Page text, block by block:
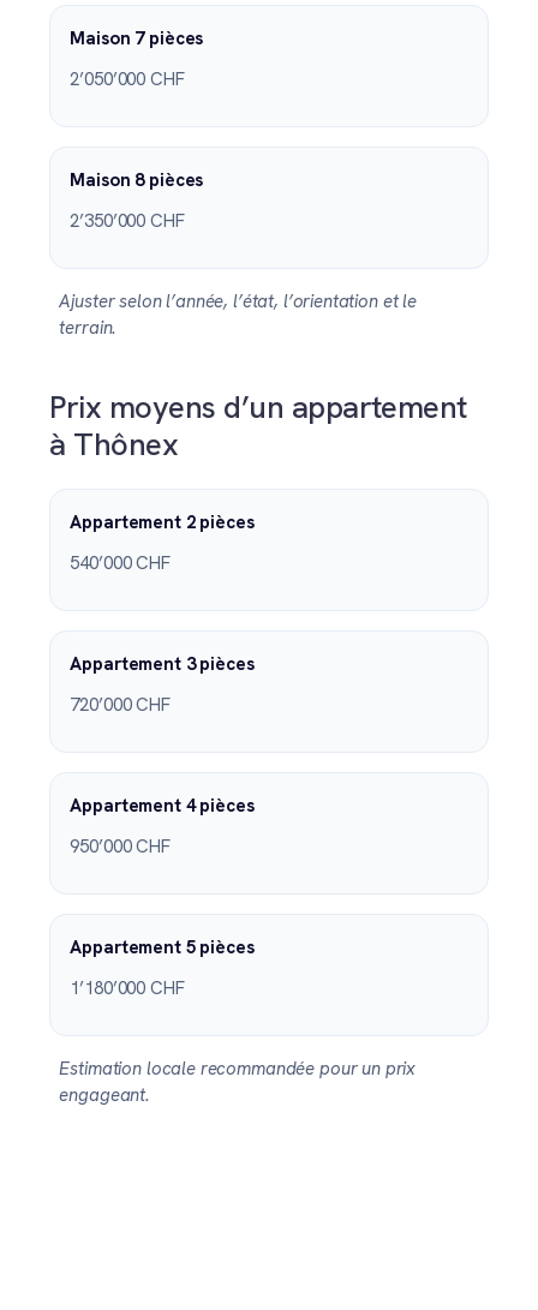
Maison 7 pièces
2’050’000 CHF
Maison 8 pièces
2’350’000 CHF
Ajuster selon l’année, l’état, l’orientation et le
terrain.
Prix moyens d’un appartement
à Thônex
Appartement 2 pièces
540’000 CHF
Appartement 3 pièces
720’000 CHF
Appartement 4 pièces
950’000 CHF
Appartement 5 pièces
1’180’000 CHF
Estimation locale recommandée pour un prix
engageant.